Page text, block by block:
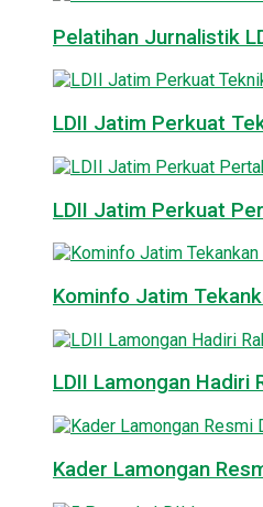
Pelatihan Jurnalistik
LDII Jatim Perkuat
LDII Jatim Perkuat
Kominfo Jatim
LDII Lamongan Hadiri
Kader Lamongan